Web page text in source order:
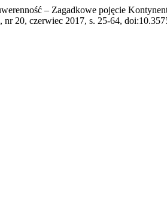
– Zagadkowe pojęcie
, nr 20, czerwiec 2017, s. 25-64,